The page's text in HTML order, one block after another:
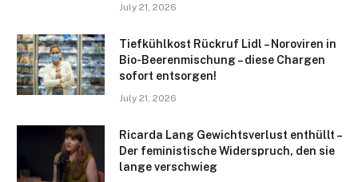
July 21, 2026
Tiefkühlkost Rückruf Lidl – Noroviren in
Bio-Beerenmischung – diese Chargen
sofort entsorgen!
July 21, 2026
Ricarda Lang Gewichtsverlust enthüllt –
Der feministische Widerspruch, den sie
lange verschwieg